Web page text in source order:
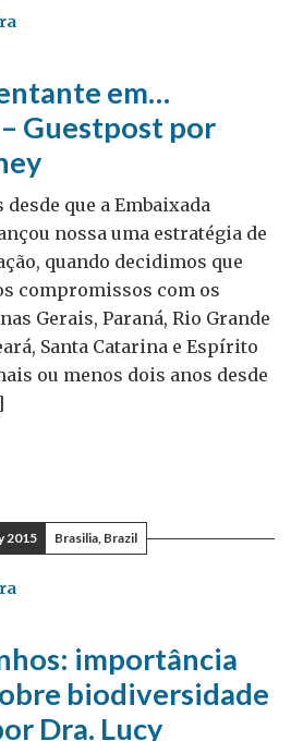
em…
Guestpost por
que a Embaixada
nossa uma estratégia de
quando decidimos que
compromissos com os
Gerais, Paraná, Rio Grande
Santa Catarina e Espírito
ou menos dois anos desde
2015 Brasilia, Brazil
importância
biodiversidade
Dra. Lucy